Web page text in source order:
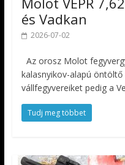
és Vadkan
2026-07-02
Az orosz Molot
kalasnyikov-alapú
vállfegyvereiket pedig a
Tudj meg többet